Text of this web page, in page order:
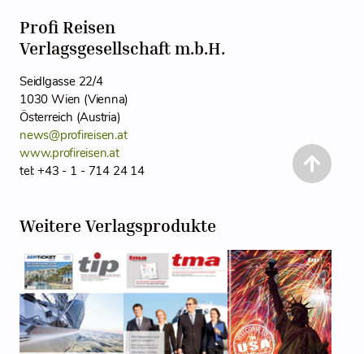
Profi Reisen
Verlagsgesellschaft m.b.H.
Seidlgasse 22/4
1030 Wien (Vienna)
Österreich (Austria)
news@profireisen.at
www.profireisen.at
tel: +43 - 1 - 714 24 14
Weitere Verlagsprodukte